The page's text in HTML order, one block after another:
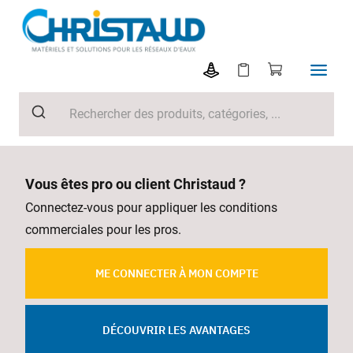
Vous êtes pro ou client Christaud ?
Connectez-vous pour appliquer les conditions
commerciales pour les pros.
ME CONNECTER À MON COMPTE
DÉCOUVRIR LES AVANTAGES